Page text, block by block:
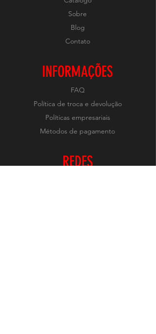
Sobre
Blog
Contato
INFORMAÇÕES
FAQ
Política de troca e devolução
Políticas empresariais
Métodos de pagamento
REDES